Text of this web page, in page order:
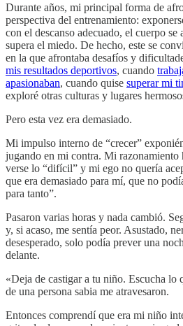
Durante años, mi principal forma de
perspectiva del entrenamiento:
con el descanso adecuado, el cuerpo se
supera el miedo. De hecho, este se
en la que afrontaba desafíos y
mis resultados deportivos, cuando
apasionaban, cuando quise superar mi
exploré otras culturas y lugares
Pero esta vez era demasiado.
Mi impulso interno de “crecer”
jugando en mi contra. Mi razonamiento
verse lo “difícil” y mi ego no quería
que era demasiado para mí, que no
para tanto”.
Pasaron varias horas y nada cambió.
y, si acaso, me sentía peor. Asustado,
desesperado, solo podía prever una
delante.
«Deja de castigar a tu niño. Escucha lo
de una persona sabia me atravesaron.
Entonces comprendí que era mi niño